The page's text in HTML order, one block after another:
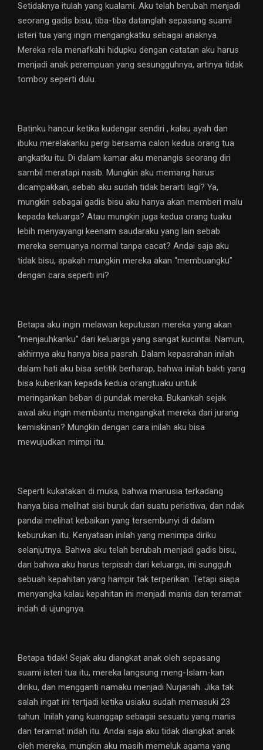
Setidaknya itulah yang kualami. Aku telah berubah menjadi
seorang gadis bisu, tiba-tiba datanglah sepasang suami
isteri tua yang ingin mengangkatku sebagai anaknya.
Mereka rela menafkahi hidupku dengan catatan aku harus
menjadi anak perempuan yang sesungguhnya, artinya tidak
tomboy seperti dulu.
Batinku hancur ketika kudengar sendiri , kalau ayah dan
ibuku merelakanku pergi bersama calon kedua orang tua
angkatku itu. Di dalam kamar aku menangis seorang diri
sambil meratapi nasib. Mungkin aku memang harus
dicampakkan, sebab aku sudah tidak berarti lagi? Ya,
mungkin sebagai gadis bisu aku hanya akan memberi malu
kepada keluarga? Atau mungkin juga kedua orang tuaku
lebih menyayangi keenam saudaraku yang lain sebab
mereka semuanya normal tanpa cacat? Andai saja aku
tidak bisu, apakah mungkin mereka akan “membuangku”
dengan cara seperti ini?
Betapa aku ingin melawan keputusan mereka yang akan
“menjauhkanku” dari keluarga yang sangat kucintai. Namun,
akhirnya aku hanya bisa pasrah. Dalam kepasrahan inilah
dalam hati aku bisa setitik berharap, bahwa inilah bakti yang
bisa kuberikan kepada kedua orangtuaku untuk
meringankan beban di pundak mereka. Bukankah sejak
awal aku ingin membantu mengangkat mereka dari jurang
kemiskinan? Mungkin dengan cara inilah aku bisa
mewujudkan mimpi itu.
Seperti kukatakan di muka, bahwa manusia terkadang
hanya bisa melihat sisi buruk dari suatu peristiwa, dan ndak
pandai melihat kebaikan yang tersembunyi di dalam
keburukan itu. Kenyataan inilah yang menimpa diriku
selanjutnya. Bahwa aku telah berubah menjadi gadis bisu,
dan bahwa aku harus terpisah dari keluarga, ini sungguh
sebuah kepahitan yang hampir tak terperikan. Tetapi siapa
menyangka kalau kepahitan ini menjadi manis dan teramat
indah di ujungnya.
Betapa tidak! Sejak aku diangkat anak oleh sepasang
suami isteri tua itu, mereka langsung meng-Islam-kan
diriku, dan mengganti namaku menjadi Nurjanah. Jika tak
salah ingat ini tertjadi ketika usiaku sudah memasuki 23
tahun. Inilah yang kuanggap sebagai sesuatu yang manis
dan teramat indah itu. Andai saja aku tidak diangkat anak
oleh mereka, mungkin aku masih memeluk agama yang